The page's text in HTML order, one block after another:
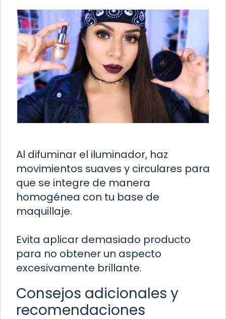
Al difuminar el iluminador, haz
movimientos suaves y circulares para
que se integre de manera
homogénea con tu base de
maquillaje.
Evita aplicar demasiado producto
para no obtener un aspecto
excesivamente brillante.
Consejos adicionales y
recomendaciones